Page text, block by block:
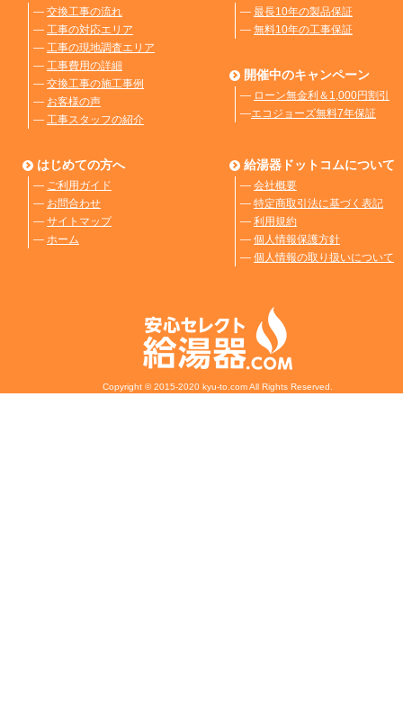
― 交換工事の流れ
― 工事の対応エリア
― 工事の現地調査エリア
― 工事費用の詳細
― 交換工事の施工事例
― お客様の声
― 工事スタッフの紹介
― 最長10年の製品保証
― 無料10年の工事保証
開催中のキャンペーン
― ローン無金利＆1,000円割引
―エコジョーズ無料7年保証
はじめての方へ
― ご利用ガイド
― お問合わせ
― サイトマップ
― ホーム
給湯器ドットコムについて
― 会社概要
― 特定商取引法に基づく表記
― 利用規約
― 個人情報保護方針
― 個人情報の取り扱いについて
Copyright © 2015-2020 kyu-to.com All Rights Reserved.